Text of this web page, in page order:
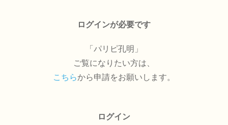
ログインが必要です
「パリピ孔明」
ご覧になりたい方は、
こちらから申請をお願いします。
ログイン